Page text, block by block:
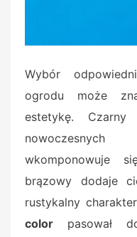
Wybór
ogrodu może
estetykę.
wkomponowuje
brązowy dodaje
rustykalny
color pasował